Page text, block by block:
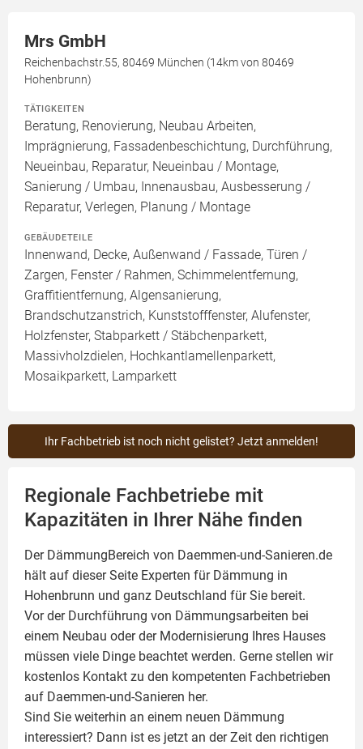
Mrs GmbH
Reichenbachstr.55, 80469 München (14km von 80469
Hohenbrunn)
TÄTIGKEITEN
Beratung, Renovierung, Neubau Arbeiten,
Imprägnierung, Fassadenbeschichtung, Durchführung,
Neueinbau, Reparatur, Neueinbau / Montage,
Sanierung / Umbau, Innenausbau, Ausbesserung /
Reparatur, Verlegen, Planung / Montage
GEBÄUDETEILE
Innenwand, Decke, Außenwand / Fassade, Türen /
Zargen, Fenster / Rahmen, Schimmelentfernung,
Graffitientfernung, Algensanierung,
Brandschutzanstrich, Kunststofffenster, Alufenster,
Holzfenster, Stabparkett / Stäbchenparkett,
Massivholzdielen, Hochkantlamellenparkett,
Mosaikparkett, Lamparkett
Ihr Fachbetrieb ist noch nicht gelistet? Jetzt anmelden!
Regionale Fachbetriebe mit
Kapazitäten in Ihrer Nähe finden
Der DämmungBereich von Daemmen-und-Sanieren.de
hält auf dieser Seite Experten für Dämmung in
Hohenbrunn und ganz Deutschland für Sie bereit.
Vor der Durchführung von Dämmungsarbeiten bei
einem Neubau oder der Modernisierung Ihres Hauses
müssen viele Dinge beachtet werden. Gerne stellen wir
kostenlos Kontakt zu den kompetenten Fachbetrieben
auf Daemmen-und-Sanieren her.
Sind Sie weiterhin an einem neuen Dämmung
interessiert? Dann ist es jetzt an der Zeit den richtigen